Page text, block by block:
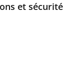
et sécurité